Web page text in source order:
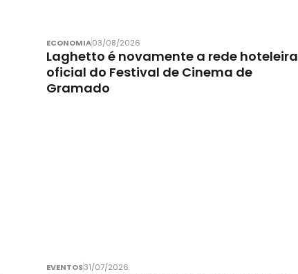
ECONOMIA03/08/2026
Laghetto é novamente a rede hoteleira
oficial do Festival de Cinema de
Gramado
EVENTOS31/07/2026